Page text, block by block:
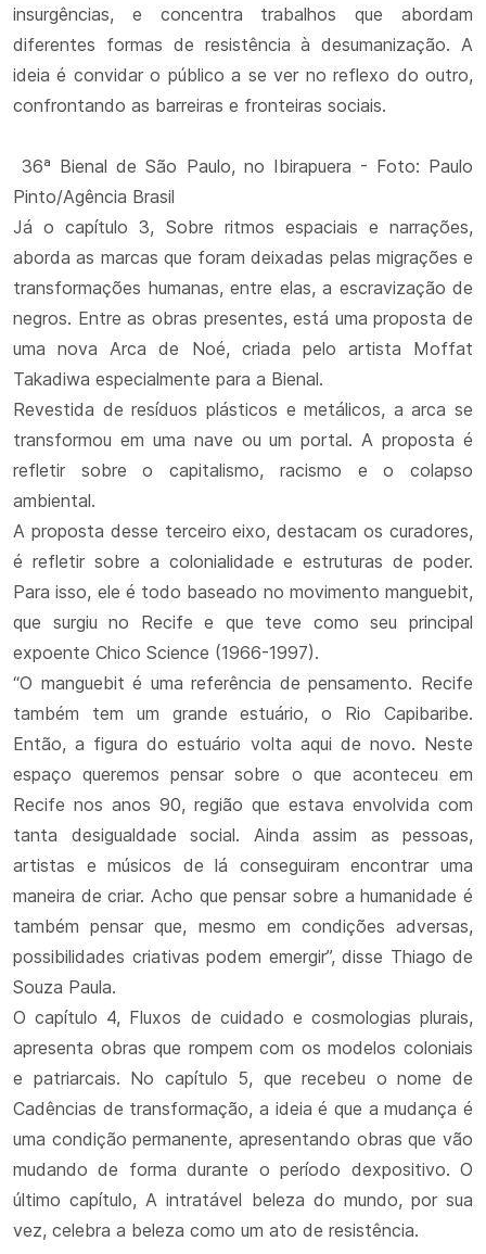
insurgências, e concentra trabalhos que abordam
diferentes formas de resistência à desumanização. A
ideia é convidar o público a se ver no reflexo do outro,
confrontando as barreiras e fronteiras sociais.
36ª Bienal de São Paulo, no Ibirapuera - Foto: Paulo
Pinto/Agência Brasil
Já o capítulo 3, Sobre ritmos espaciais e narrações,
aborda as marcas que foram deixadas pelas migrações e
transformações humanas, entre elas, a escravização de
negros. Entre as obras presentes, está uma proposta de
uma nova Arca de Noé, criada pelo artista Moffat
Takadiwa especialmente para a Bienal.
Revestida de resíduos plásticos e metálicos, a arca se
transformou em uma nave ou um portal. A proposta é
refletir sobre o capitalismo, racismo e o colapso
ambiental.
A proposta desse terceiro eixo, destacam os curadores,
é refletir sobre a colonialidade e estruturas de poder.
Para isso, ele é todo baseado no movimento manguebit,
que surgiu no Recife e que teve como seu principal
expoente Chico Science (1966-1997).
“O manguebit é uma referência de pensamento. Recife
também tem um grande estuário, o Rio Capibaribe.
Então, a figura do estuário volta aqui de novo. Neste
espaço queremos pensar sobre o que aconteceu em
Recife nos anos 90, região que estava envolvida com
tanta desigualdade social. Ainda assim as pessoas,
artistas e músicos de lá conseguiram encontrar uma
maneira de criar. Acho que pensar sobre a humanidade é
também pensar que, mesmo em condições adversas,
possibilidades criativas podem emergir”, disse Thiago de
Souza Paula.
O capítulo 4, Fluxos de cuidado e cosmologias plurais,
apresenta obras que rompem com os modelos coloniais
e patriarcais. No capítulo 5, que recebeu o nome de
Cadências de transformação, a ideia é que a mudança é
uma condição permanente, apresentando obras que vão
mudando de forma durante o período dexpositivo. O
último capítulo, A intratável beleza do mundo, por sua
vez, celebra a beleza como um ato de resistência.